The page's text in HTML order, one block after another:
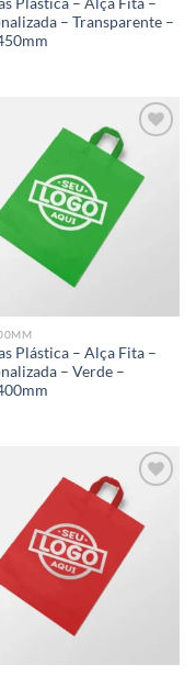
Plástica – Alça Fita –
– Transparente –
Add to
wishlist
Plástica – Alça Fita –
– Verde –
Add to
wishlist